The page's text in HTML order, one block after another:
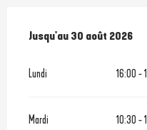
Du9 juillet 2026au30
Jusqu'au 30 août 2026
Lundi 16:00 -
Mardi 10:30 -